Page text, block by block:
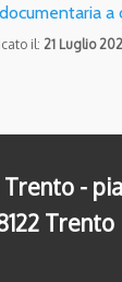
a
il: 21 Luglio
-
Trento